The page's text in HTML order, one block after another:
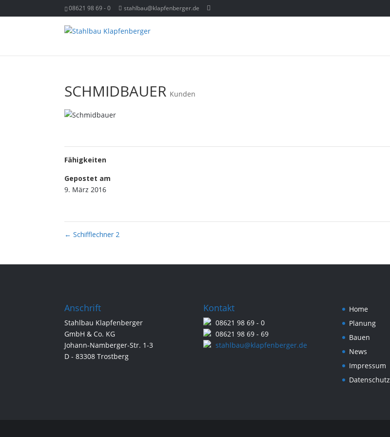
08621 98 69 - 0 stahlbau@klapfenberger.de
SCHMIDBAUER Kunden
Fähigkeiten
Gepostet am
9. März 2016
← Schifflechner 2
Anschrift
Stahlbau Klapfenberger
GmbH & Co. KG
Johann-Namberger-Str. 1-3
D - 83308 Trostberg
Kontakt
08621 98 69 - 0
08621 98 69 - 69
stahlbau@klapfenberger.de
Home
Planung
Bauen
News
Impressum
Datenschutz